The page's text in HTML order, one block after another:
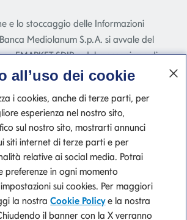
e lo stoccaggio delle Informazioni
Mediolanum S.p.A. si avvale del
EMARKET SDIR e del meccanismo di
Storage disponibile
sede Piazza di Priscilla, 4 - Roma - a
e delle delibere CONSOB n.
23 novembre 2022.
del Gruppo IVA Banca Mediolanum
all’uso dei cookie
i cookies, anche di terze parti, per
esperienza nel nostro sito,
sul nostro sito, mostrarti annunci
siti internet di terze parti e per
relative ai social media. Potrai
preferenze in ogni momento
sui cookies. Per maggiori
la nostraCookie Policye la nostra
il banner con la X verranno